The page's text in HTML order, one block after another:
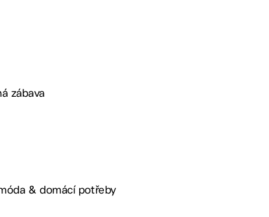
zábava
& domácí potřeby